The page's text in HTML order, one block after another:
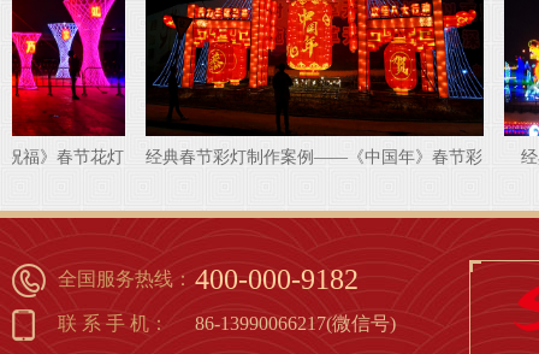
经典春节彩灯制作案例——《中国年》春节彩
经典灯组——水上龙
全国服务热线： 400-000-9182
联 系 手 机： 86-13990066217(微信号)